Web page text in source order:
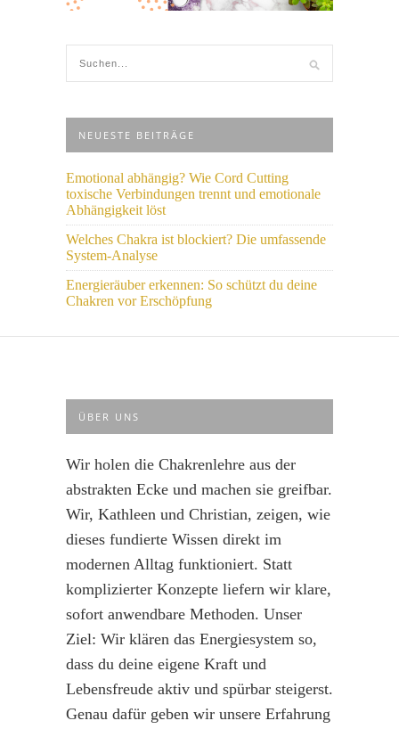
NEUESTE BEITRÄGE
Emotional abhängig? Wie Cord Cutting
toxische Verbindungen trennt und emotionale
Abhängigkeit löst
Welches Chakra ist blockiert? Die umfassende
System-Analyse
Energieräuber erkennen: So schützt du deine
Chakren vor Erschöpfung
ÜBER UNS
Wir holen die Chakrenlehre aus der
abstrakten Ecke und machen sie greifbar.
Wir, Kathleen und Christian, zeigen, wie
dieses fundierte Wissen direkt im
modernen Alltag funktioniert. Statt
komplizierter Konzepte liefern wir klare,
sofort anwendbare Methoden. Unser
Ziel: Wir klären das Energiesystem so,
dass du deine eigene Kraft und
Lebensfreude aktiv und spürbar steigerst.
Genau dafür geben wir unsere Erfahrung